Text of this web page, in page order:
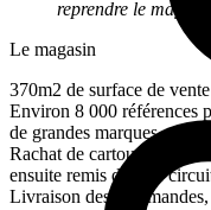
reprendre le
Le magasin
370m2 de surface de vente
Environ 8 000 références
de grandes marques
Rachat de cartouches
ensuite remis dans le
Livraison des